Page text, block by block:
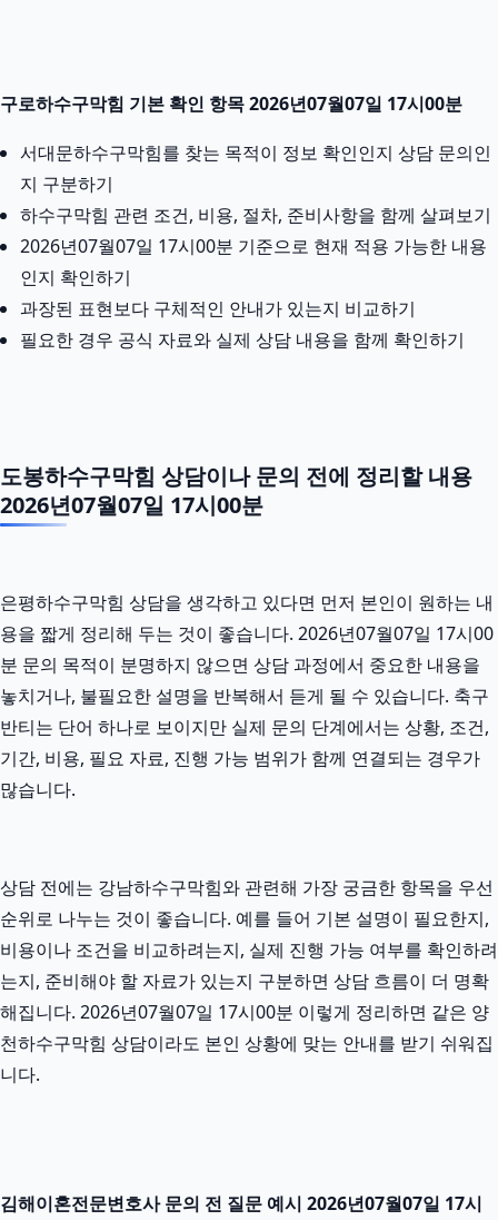
구로하수구막힘 기본 확인 항목 2026년07월07일 17시00분
서대문하수구막힘를 찾는 목적이 정보 확인인지 상담 문의인
지 구분하기
하수구막힘 관련 조건, 비용, 절차, 준비사항을 함께 살펴보기
2026년07월07일 17시00분 기준으로 현재 적용 가능한 내용
인지 확인하기
과장된 표현보다 구체적인 안내가 있는지 비교하기
필요한 경우 공식 자료와 실제 상담 내용을 함께 확인하기
도봉하수구막힘 상담이나 문의 전에 정리할 내용
2026년07월07일 17시00분
은평하수구막힘 상담을 생각하고 있다면 먼저 본인이 원하는 내
용을 짧게 정리해 두는 것이 좋습니다. 2026년07월07일 17시00
분 문의 목적이 분명하지 않으면 상담 과정에서 중요한 내용을
놓치거나, 불필요한 설명을 반복해서 듣게 될 수 있습니다. 축구
반티는 단어 하나로 보이지만 실제 문의 단계에서는 상황, 조건,
기간, 비용, 필요 자료, 진행 가능 범위가 함께 연결되는 경우가
많습니다.
상담 전에는 강남하수구막힘와 관련해 가장 궁금한 항목을 우선
순위로 나누는 것이 좋습니다. 예를 들어 기본 설명이 필요한지,
비용이나 조건을 비교하려는지, 실제 진행 가능 여부를 확인하려
는지, 준비해야 할 자료가 있는지 구분하면 상담 흐름이 더 명확
해집니다. 2026년07월07일 17시00분 이렇게 정리하면 같은 양
천하수구막힘 상담이라도 본인 상황에 맞는 안내를 받기 쉬워집
니다.
김해이혼전문변호사 문의 전 질문 예시 2026년07월07일 17시